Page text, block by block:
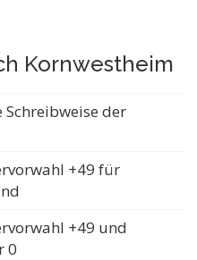
Kornwestheim
Schreibweise der
+49 für
+49 und
0